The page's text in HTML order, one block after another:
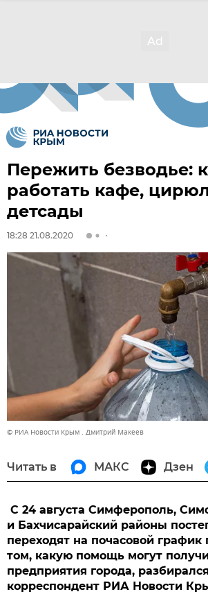
Пережить безводье:
работать кафе,
детсады
18:28 21.08.2020
© РИА Новости Крым . Дмитрий Макеев
Читать в МАКС Дзен
С 24 августа Симферополь,
и Бахчисарайский районы
переходят на почасовой
том, какую помощь могут
предприятия города, разбирался
корреспондент РИА Новости